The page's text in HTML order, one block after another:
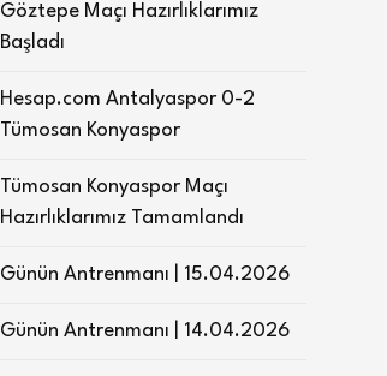
Göztepe Maçı Hazırlıklarımız
Başladı
Hesap.com Antalyaspor 0-2
Tümosan Konyaspor
Tümosan Konyaspor Maçı
Hazırlıklarımız Tamamlandı
Günün Antrenmanı | 15.04.2026
Günün Antrenmanı | 14.04.2026